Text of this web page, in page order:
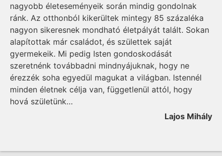
nagyobb életeseményeik során mindig gondolnak
ránk. Az otthonból kikerültek mintegy 85 százaléka
nagyon sikeresnek mondható életpályát talált. Sokan
alapítottak már családot, és születtek saját
gyermekeik. Mi pedig Isten gondoskodását
szeretnénk továbbadni mindnyájuknak, hogy ne
érezzék soha egyedül magukat a világban. Istennél
minden életnek célja van, függetlenül attól, hogy
hová születünk…
Lajos Mihály